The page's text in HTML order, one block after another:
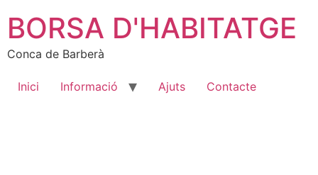
BORSA D'HABITATGE
Conca de Barberà
Inici Informació Ajuts Contacte